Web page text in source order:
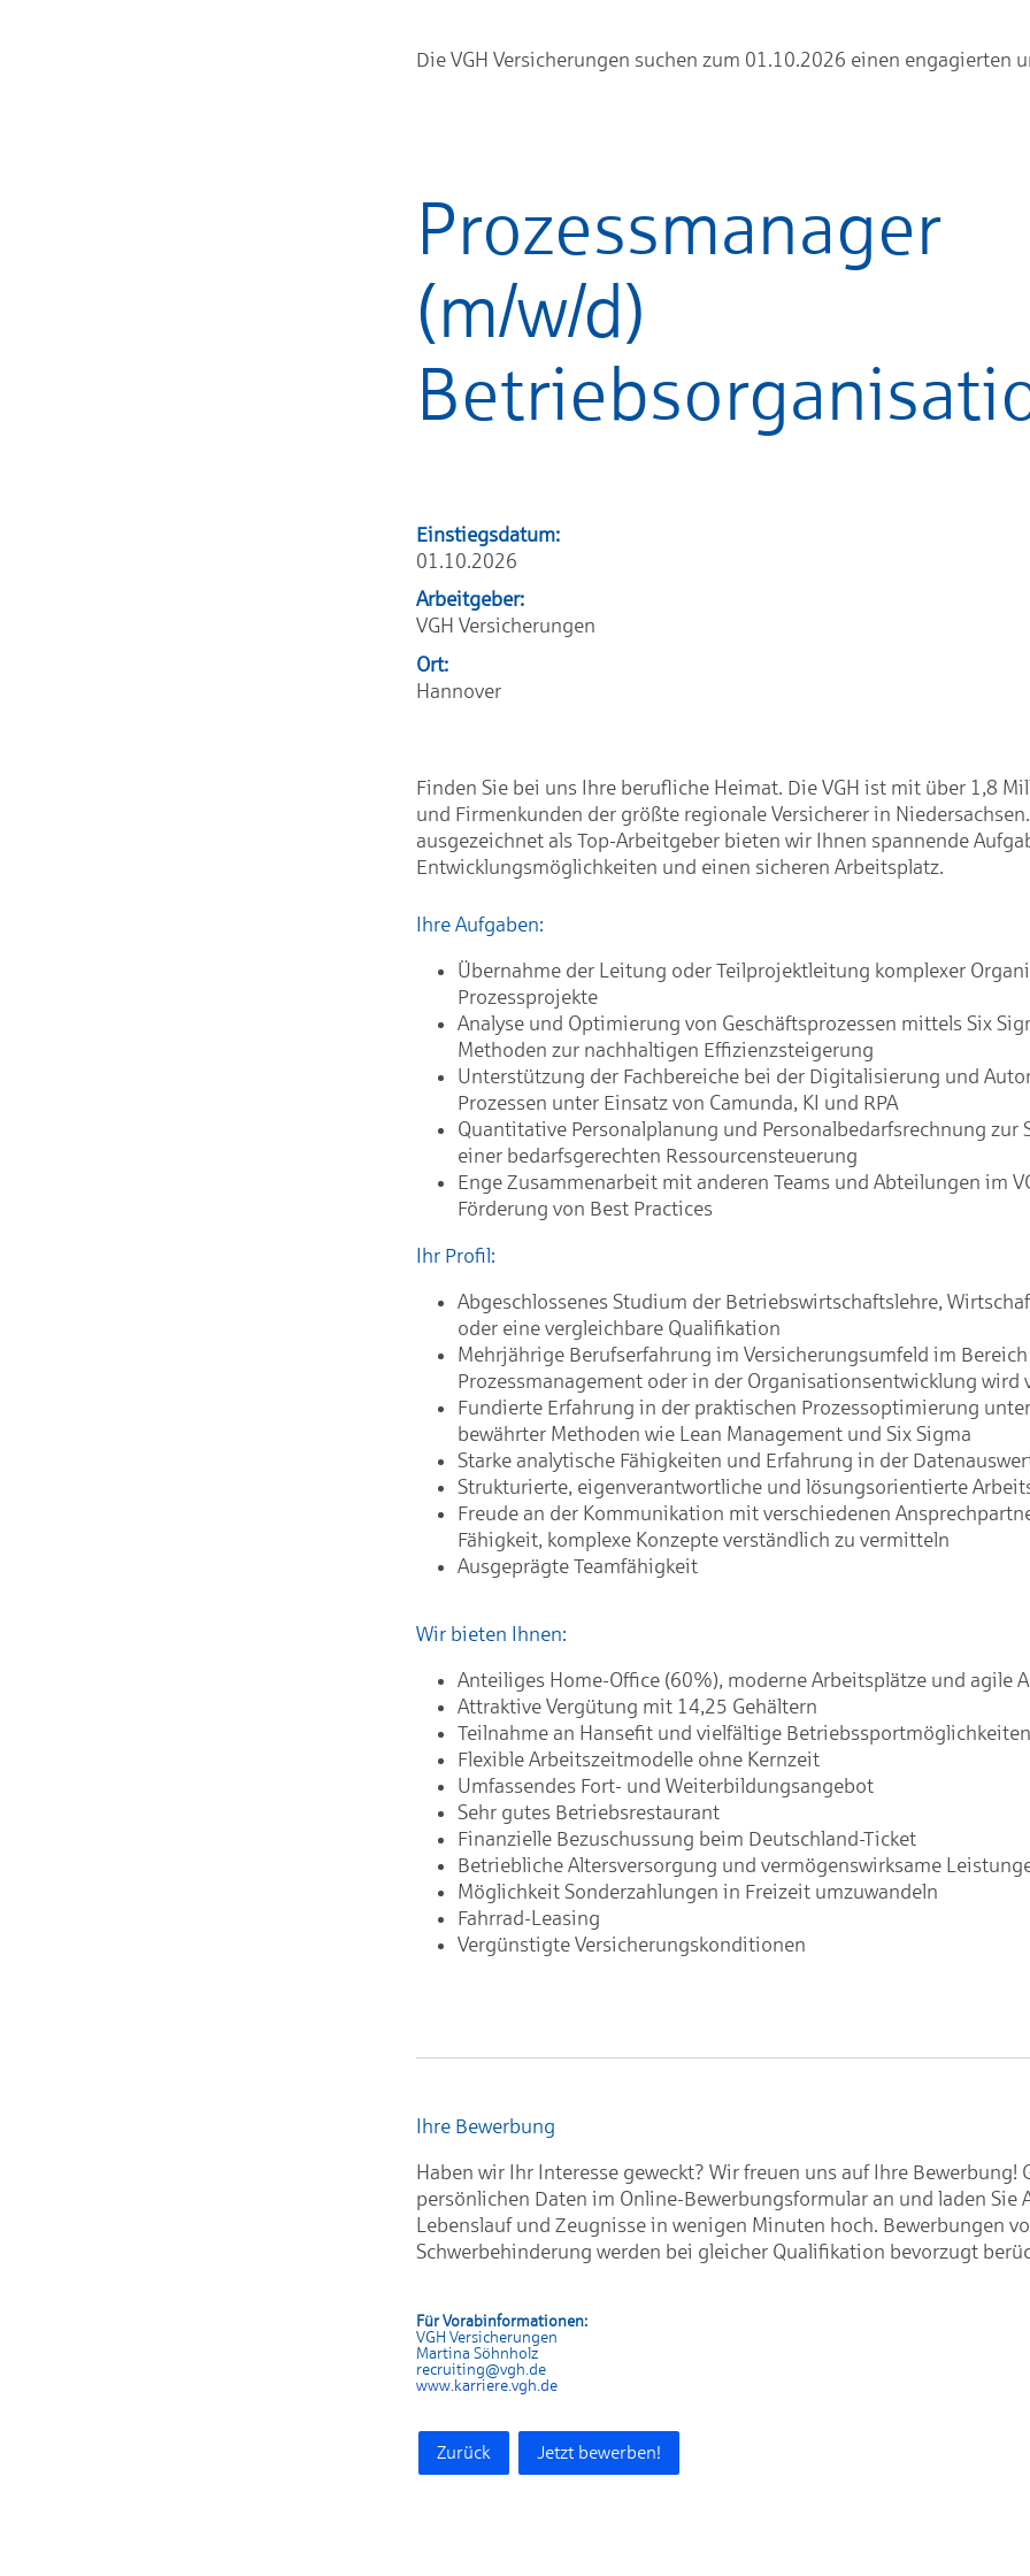
Die VGH Versicherungen suchen zum 01.10.2026 einen engagierten
Prozessmanager
(m/w/d)
Einstiegsdatum:
01.10.2026
Arbeitgeber:
VGH Versicherungen
Ort:
Hannover
Finden Sie bei uns Ihre berufliche Heimat. Die VGH ist mit über 1,8
und Firmenkunden der größte regionale Versicherer in
ausgezeichnet als Top-Arbeitgeber bieten wir Ihnen spannende
Entwicklungsmöglichkeiten und einen sicheren Arbeitsplatz.
Ihre Aufgaben:
Übernahme der Leitung oder Teilprojektleitung komplexer
Prozessprojekte
Analyse und Optimierung von Geschäftsprozessen mittels Six
Methoden zur nachhaltigen Effizienzsteigerung
Unterstützung der Fachbereiche bei der Digitalisierung und
Prozessen unter Einsatz von Camunda, KI und RPA
Quantitative Personalplanung und Personalbedarfsrechnung zur
einer bedarfsgerechten Ressourcensteuerung
Enge Zusammenarbeit mit anderen Teams und Abteilungen im
Förderung von Best Practices
Ihr Profil:
Abgeschlossenes Studium der Betriebswirtschaftslehre,
oder eine vergleichbare Qualifikation
Mehrjährige Berufserfahrung im Versicherungsumfeld im Bereich
Prozessmanagement oder in der Organisationsentwicklung wird
Fundierte Erfahrung in der praktischen Prozessoptimierung
bewährter Methoden wie Lean Management und Six Sigma
Starke analytische Fähigkeiten und Erfahrung in der
Strukturierte, eigenverantwortliche und lösungsorientierte
Freude an der Kommunikation mit verschiedenen
Fähigkeit, komplexe Konzepte verständlich zu vermitteln
Ausgeprägte Teamfähigkeit
Wir bieten Ihnen:
Anteiliges Home-Office (60%), moderne Arbeitsplätze und agile
Attraktive Vergütung mit 14,25 Gehältern
Teilnahme an Hansefit und vielfältige Betriebssportmöglichkeiten
Flexible Arbeitszeitmodelle ohne Kernzeit
Umfassendes Fort- und Weiterbildungsangebot
Sehr gutes Betriebsrestaurant
Finanzielle Bezuschussung beim Deutschland-Ticket
Betriebliche Altersversorgung und vermögenswirksame
Möglichkeit Sonderzahlungen in Freizeit umzuwandeln
Fahrrad-Leasing
Vergünstigte Versicherungskonditionen
Ihre Bewerbung
Haben wir Ihr Interesse geweckt? Wir freuen uns auf Ihre Bewerbung!
persönlichen Daten im Online-Bewerbungsformular an und laden Sie
Lebenslauf und Zeugnisse in wenigen Minuten hoch. Bewerbungen
Schwerbehinderung werden bei gleicher Qualifikation bevorzugt
Für Vorabinformationen:
VGH Versicherungen
Martina Söhnholz
recruiting@vgh.de
www.karriere.vgh.de
Zurück Jetzt bewerben!